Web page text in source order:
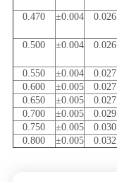
0.470 ±0.004 0.026
0.500 ±0.004 0.026
0.550 ±0.004 0.027
0.600
±0.005 0.027
0.650
±0.005 0.027
0.700
±0.005 0.029
0.750
±0.005 0.030
0.800
±0.005 0.032